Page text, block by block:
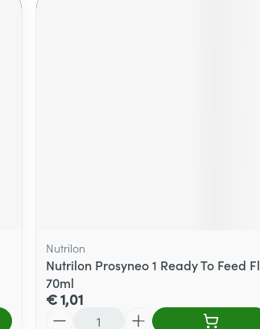
Nutrilon
Nutrilon Prosyneo 1 Ready To Feed Fl
70ml
€ 1,01